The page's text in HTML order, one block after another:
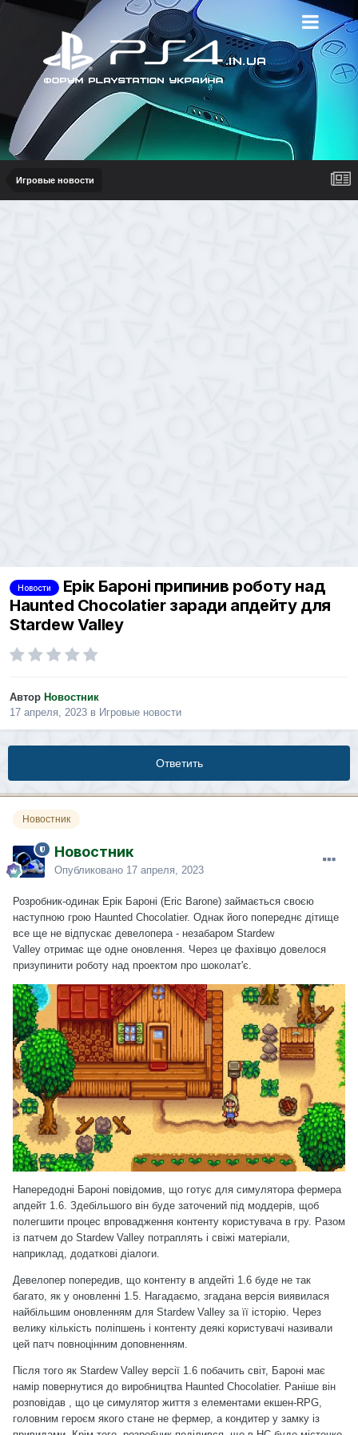
Игровые новости
Новости
Ерік Бароні припинив роботу над
Haunted Chocolatier заради апдейту для
Stardew Valley
Автор Новостник
17 апреля, 2023 в Игровые новости
Ответить
Новостник
Новостник
Опубликовано 17 апреля, 2023
Розробник-одинак Ерік Бароні (Eric Barone) займається своєю
наступною грою Haunted Chocolatier. Однак його попереднє дітище
все ще не відпускає девелопера - незабаром Stardew
Valley отримає ще одне оновлення. Через це фахівцю довелося
призупинити роботу над проектом про шоколат'є.
Напередодні Бароні повідомив , що готує для симулятора фермера
апдейт 1.6. Здебільшого він буде заточений під моддерів, щоб
полегшити процес впровадження контенту користувача в гру. Разом
із патчем до Stardew Valley потраплять і свіжі матеріали,
наприклад, додаткові діалоги.
Девелопер попередив, що контенту в апдейті 1.6 буде не так
багато, як у оновленні 1.5. Нагадаємо, згадана версія виявилася
найбільшим оновленням для Stardew Valley за її історію. Через
велику кількість поліпшень і контенту деякі користувачі називали
цей патч повноцінним доповненням.
Після того як Stardew Valley версії 1.6 побачить світ, Бароні має
намір повернутися до виробництва Haunted Chocolatier. Раніше він
розповідав , що це симулятор життя з елементами екшен-RPG,
головним героєм якого стане не фермер, а кондитер у замку із